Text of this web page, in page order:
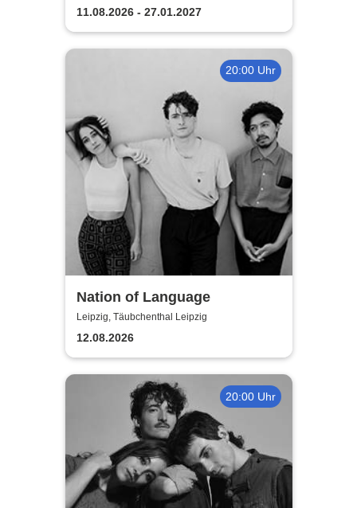
11.08.2026 - 27.01.2027
20:00 Uhr
Nation of Language
Leipzig, Täubchenthal Leipzig
12.08.2026
20:00 Uhr